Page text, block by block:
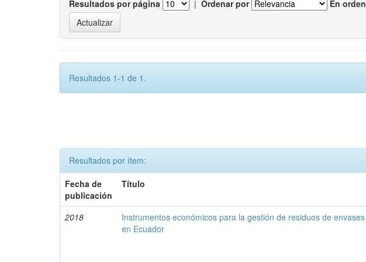
Resultados por página | Ordenar por En orden
Resultados 1-1 de 1.
Resultados por ítem:
Fecha de
publicación
Título
2018
Instrumentos económicos para la gestión de residuos de envases
en Ecuador